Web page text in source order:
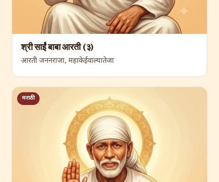
श्री साईं बाबा आरती (३)
आरती जननराजा, महाकेईवाल्यातेजा
मराठी